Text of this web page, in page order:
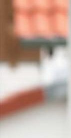
Skip
content